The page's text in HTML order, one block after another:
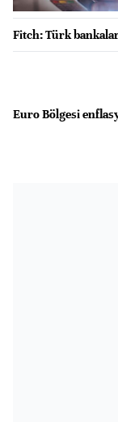
Fitch: Türk
Euro Bölgesi